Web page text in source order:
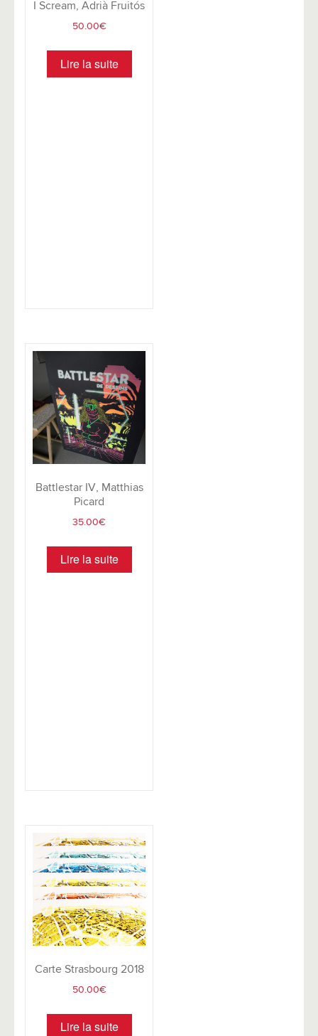
I Scream, Adrià Fruitós
50.00€
Lire la suite
Battlestar IV, Matthias
Picard
35.00€
Lire la suite
Carte Strasbourg 2018
50.00€
Lire la suite